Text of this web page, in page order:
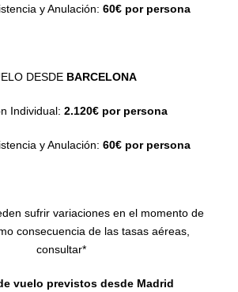
y Anulación: 60€ por persona
DESDE BARCELONA
Individual: 2.120€ por persona
y Anulación: 60€ por persona
sufrir variaciones en el momento de
consecuencia de las tasas aéreas,
consultar*
vuelo previstos desde Madrid